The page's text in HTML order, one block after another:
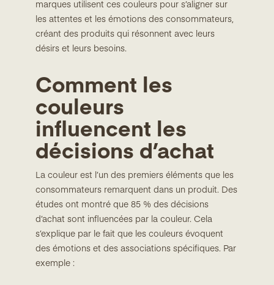
marques utilisent ces couleurs pour s’aligner sur
les attentes et les émotions des consommateurs,
créant des produits qui résonnent avec leurs
désirs et leurs besoins.
Comment les
couleurs
influencent les
décisions d’achat
La couleur est l’un des premiers éléments que les
consommateurs remarquent dans un produit. Des
études ont montré que 85 % des décisions
d’achat sont influencées par la couleur. Cela
s’explique par le fait que les couleurs évoquent
des émotions et des associations spécifiques. Par
exemple :